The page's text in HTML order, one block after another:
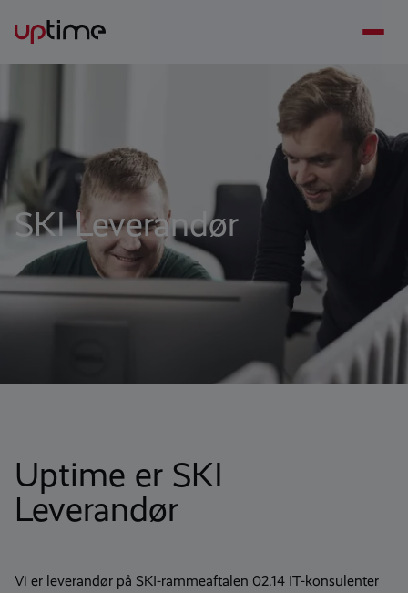
SKI Leverandør
Uptime er SKI
Leverandør
Vi er leverandør på SKI-rammeaftalen 02.14 IT-konsulenter